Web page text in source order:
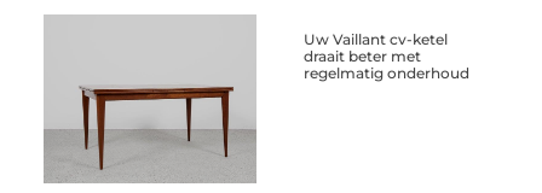
Uw Vaillant cv-ketel
draait beter met
regelmatig onderhoud